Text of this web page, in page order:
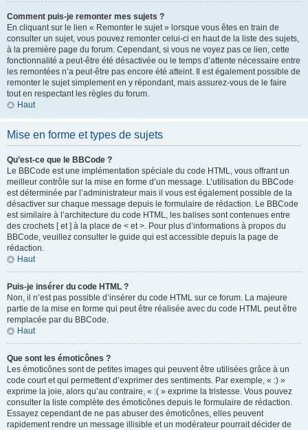
Comment puis-je remonter mes sujets ?
En cliquant sur le lien « Remonter le sujet » lorsque vous êtes en train de
consulter un sujet, vous pouvez remonter celui-ci en haut de la liste des sujets,
à la première page du forum. Cependant, si vous ne voyez pas ce lien, cette
fonctionnalité a peut-être été désactivée ou le temps d’attente nécessaire entre
les remontées n’a peut-être pas encore été atteint. Il est également possible de
remonter le sujet simplement en y répondant, mais assurez-vous de le faire
tout en respectant les règles du forum.
Haut
Mise en forme et types de sujets
Qu’est-ce que le BBCode ?
Le BBCode est une implémentation spéciale du code HTML, vous offrant un
meilleur contrôle sur la mise en forme d’un message. L’utilisation du BBCode
est déterminée par l’administrateur mais il vous est également possible de la
désactiver sur chaque message depuis le formulaire de rédaction. Le BBCode
est similaire à l’architecture du code HTML, les balises sont contenues entre
des crochets [ et ] à la place de < et >. Pour plus d’informations à propos du
BBCode, veuillez consulter le guide qui est accessible depuis la page de
rédaction.
Haut
Puis-je insérer du code HTML ?
Non, il n’est pas possible d’insérer du code HTML sur ce forum. La majeure
partie de la mise en forme qui peut être réalisée avec du code HTML peut être
remplacée par du BBCode.
Haut
Que sont les émoticônes ?
Les émoticônes sont de petites images qui peuvent être utilisées grâce à un
code court et qui permettent d’exprimer des sentiments. Par exemple, « :) »
exprime la joie, alors qu’au contraire, « :( » exprime la tristesse. Vous pouvez
consulter la liste complète des émoticônes depuis le formulaire de rédaction.
Essayez cependant de ne pas abuser des émoticônes, elles peuvent
rapidement rendre un message illisible et un modérateur pourrait décider de